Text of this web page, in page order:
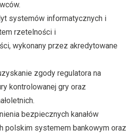
systemów informatycznych i
rzetelności i
wykonany przez akredytowane
zgody regulatora na
kontrolowanej gry oraz
bezpiecznych kanałów
polskim systemem bankowym oraz